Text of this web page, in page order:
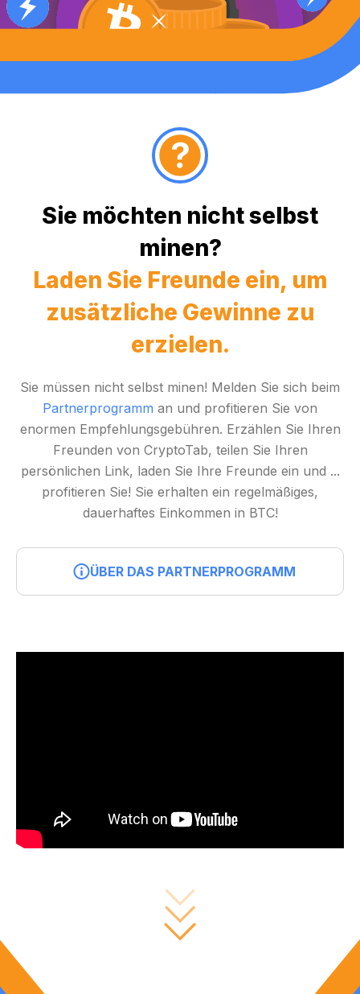
Sie möchten nicht selbst
minen?
Laden Sie Freunde ein, um
zusätzliche Gewinne zu
erzielen.
Sie müssen nicht selbst minen! Melden Sie sich beim
Partnerprogramm an und profitieren Sie von
enormen Empfehlungsgebühren. Erzählen Sie Ihren
Freunden von CryptoTab, teilen Sie Ihren
persönlichen Link, laden Sie Ihre Freunde ein und ...
profitieren Sie! Sie erhalten ein regelmäßiges,
dauerhaftes Einkommen in BTC!
ÜBER DAS PARTNERPROGRAMM